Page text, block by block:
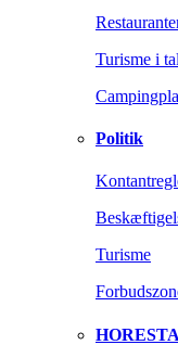
Turisme i tal
Politik
Turisme